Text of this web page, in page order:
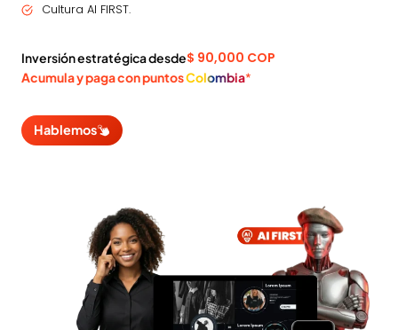
Cultura AI FIRST.
Inversión estratégica desde$ 90,000 COP
Acumula y paga con puntosColombia*
Hablemos